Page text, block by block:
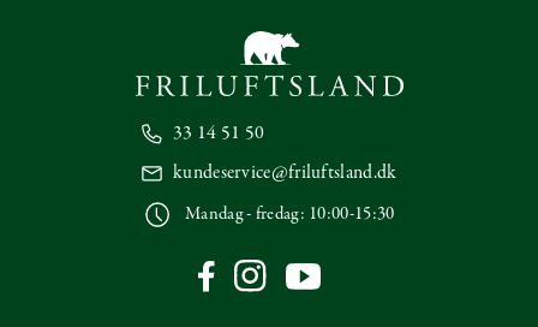
33 14 51 50
kundeservice@friluftsland.dk
Mandag - fredag: 10:00-15:30